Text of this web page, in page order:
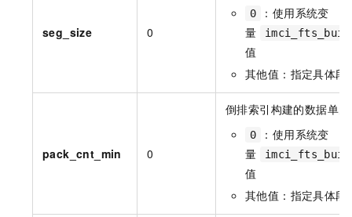
seg_size 0
0
：使用系统变
量
值
其他值：指定具体段
pack_cnt_min 0
倒排索引构建的数据单
0
：使用系统变
量
值
其他值：指定具体段